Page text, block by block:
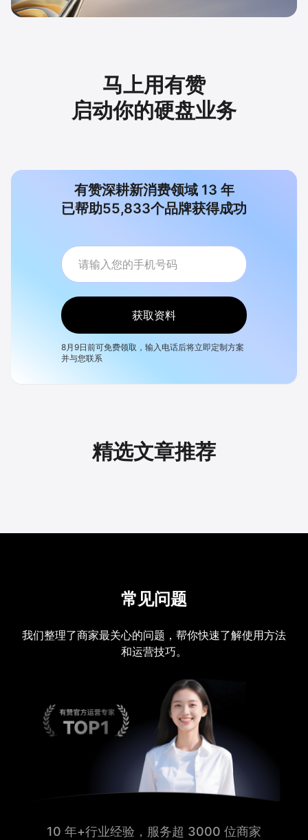
马上用有赞
启动你的硬盘业务
有赞深耕新消费领域 13 年
已帮助55,833个品牌获得成功
获取资料
8月9日前可免费领取，输入电话后将立即定制方案
并与您联系
精选文章推荐
常见问题
我们整理了商家最关心的问题，帮你快速了解使用方法
和运营技巧。
10 年+行业经验，服务超 3000 位商家